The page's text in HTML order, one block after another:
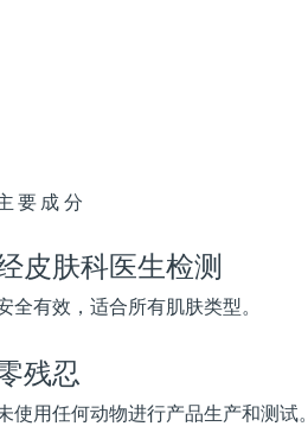
要成分
皮肤科医生检测
全有效，适合所有肌肤类型。
残忍
使用任何动物进行产品生产和测试。